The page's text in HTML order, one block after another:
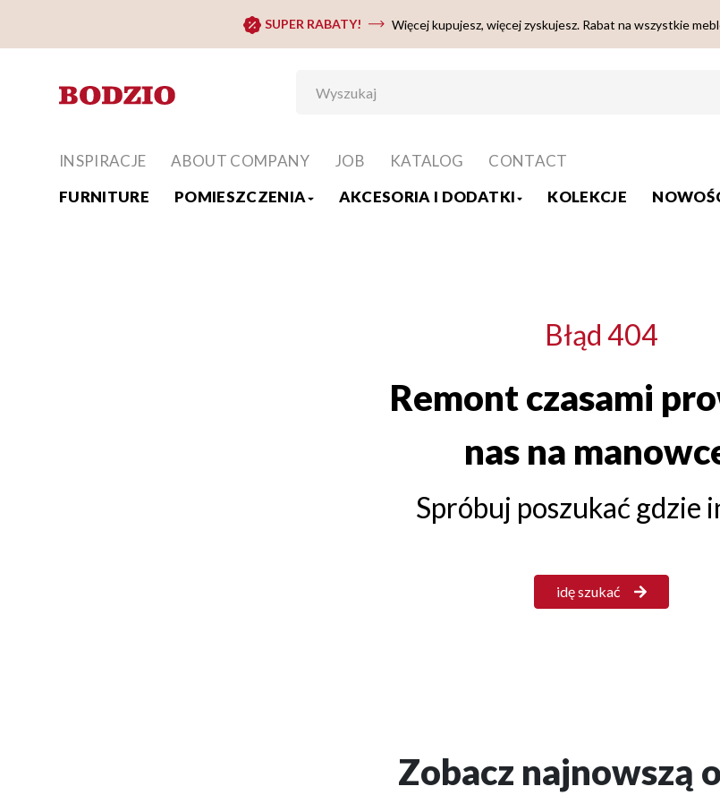
SUPER RABATY! Więcej kupujesz, więcej zyskujesz. Rabat na wszystkie
FURNITURE POMIESZCZENIA AKCESORIA I DODATKI KOLEKCJE
INSPIRACJE ABOUT COMPANY JOB KATALOG CONTACT
Błąd 404
Remont czasami
nas na
Spróbuj poszukać gdzie
idę szukać
Zobacz najnowszą